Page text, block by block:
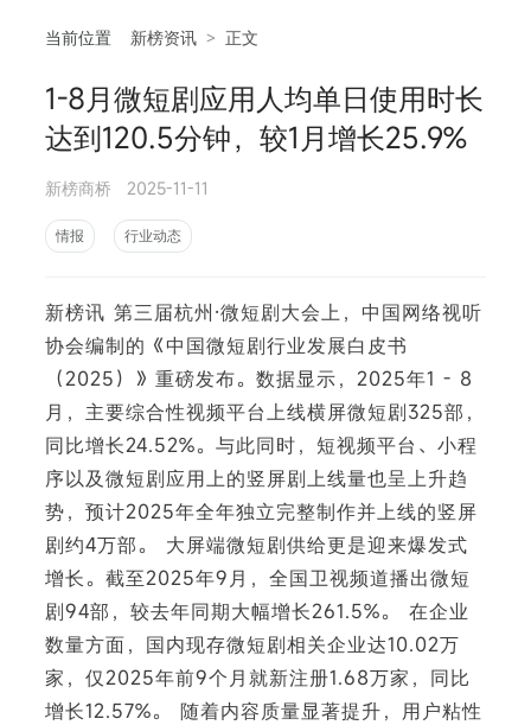
当前位置 新榜资讯 > 正文
1-8月微短剧应用人均单日使用时长
达到120.5分钟，较1月增长25.9%
新榜商桥 2025-11-11
情报 行业动态
新榜讯 第三届杭州·微短剧大会上，中国网络视听
协会编制的《中国微短剧行业发展白皮书
（2025）》重磅发布。数据显示，2025年1 - 8
月，主要综合性视频平台上线横屏微短剧325部，
同比增长24.52%。与此同时，短视频平台、小程
序以及微短剧应用上的竖屏剧上线量也呈上升趋
势，预计2025年全年独立完整制作并上线的竖屏
剧约4万部。 大屏端微短剧供给更是迎来爆发式
增长。截至2025年9月，全国卫视频道播出微短
剧94部，较去年同期大幅增长261.5%。 在企业
数量方面，国内现存微短剧相关企业达10.02万
家，仅2025年前9个月就新注册1.68万家，同比
增长12.57%。 随着内容质量显著提升，用户粘性